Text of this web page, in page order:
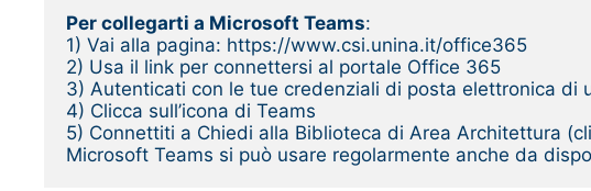
Per collegarti a Microsoft Teams:
1) Vai alla pagina: https://www.csi.unina.it/office365
2) Usa il link per connettersi al portale Office 365
3) Autenticati con le tue credenziali di posta elettronica di
4) Clicca sull’icona di Teams
5) Connettiti a Chiedi alla Biblioteca di Area Architettura
Microsoft Teams si può usare regolarmente anche da